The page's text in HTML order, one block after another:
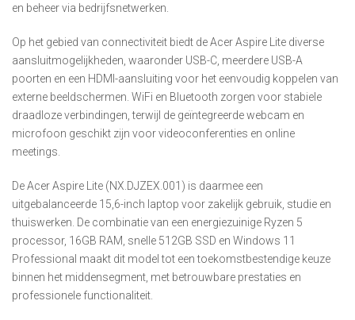
en beheer via bedrijfsnetwerken.
Op het gebied van connectiviteit biedt de Acer Aspire Lite diverse
aansluitmogelijkheden, waaronder USB-C, meerdere USB-A
poorten en een HDMI-aansluiting voor het eenvoudig koppelen van
externe beeldschermen. WiFi en Bluetooth zorgen voor stabiele
draadloze verbindingen, terwijl de geïntegreerde webcam en
microfoon geschikt zijn voor videoconferenties en online
meetings.
De Acer Aspire Lite (NX.DJZEX.001) is daarmee een
uitgebalanceerde 15,6-inch laptop voor zakelijk gebruik, studie en
thuiswerken. De combinatie van een energiezuinige Ryzen 5
processor, 16GB RAM, snelle 512GB SSD en Windows 11
Professional maakt dit model tot een toekomstbestendige keuze
binnen het middensegment, met betrouwbare prestaties en
professionele functionaliteit.